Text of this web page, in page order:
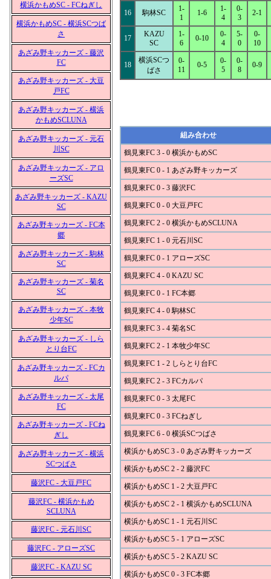
横浜かもめSC - FCねぎし
横浜かもめSC - 横浜SCつば
さ
あざみ野キッカーズ - 藤沢
FC
あざみ野キッカーズ - 大豆
戸FC
あざみ野キッカーズ - 横浜
かもめSCLUNA
あざみ野キッカーズ - 元石
川SC
あざみ野キッカーズ - アロ
ーズSC
あざみ野キッカーズ - KAZU
SC
あざみ野キッカーズ - FC本
郷
あざみ野キッカーズ - 駒林
SC
あざみ野キッカーズ - 菊名
SC
あざみ野キッカーズ - 本牧
少年SC
あざみ野キッカーズ - しら
とり台FC
あざみ野キッカーズ - FCカ
ルパ
あざみ野キッカーズ - 太尾
FC
あざみ野キッカーズ - FCね
ぎし
あざみ野キッカーズ - 横浜
SCつばさ
藤沢FC - 大豆戸FC
藤沢FC - 横浜かもめ
SCLUNA
藤沢FC - 元石川SC
藤沢FC - アローズSC
藤沢FC - KAZU SC
16 駒林SC
1-
1
1-6
1-
4
0-
3
2-1
17
KAZU
SC
1-
6
0-10
0-
4
5-
0
0-
10
18
横浜SCつ
ばさ
0-
11
0-5
0-
5
0-
8
0-9
組み合わせ
鶴見東FC 3 - 0 横浜かもめSC
鶴見東FC 0 - 1 あざみ野キッカーズ
鶴見東FC 0 - 3 藤沢FC
鶴見東FC 0 - 0 大豆戸FC
鶴見東FC 2 - 0 横浜かもめSCLUNA
鶴見東FC 1 - 0 元石川SC
鶴見東FC 0 - 1 アローズSC
鶴見東FC 4 - 0 KAZU SC
鶴見東FC 0 - 1 FC本郷
鶴見東FC 4 - 0 駒林SC
鶴見東FC 3 - 4 菊名SC
鶴見東FC 2 - 1 本牧少年SC
鶴見東FC 1 - 2 しらとり台FC
鶴見東FC 2 - 3 FCカルパ
鶴見東FC 0 - 3 太尾FC
鶴見東FC 0 - 3 FCねぎし
鶴見東FC 6 - 0 横浜SCつばさ
横浜かもめSC 3 - 0 あざみ野キッカーズ
横浜かもめSC 2 - 2 藤沢FC
横浜かもめSC 1 - 2 大豆戸FC
横浜かもめSC 2 - 1 横浜かもめSCLUNA
横浜かもめSC 1 - 1 元石川SC
横浜かもめSC 5 - 1 アローズSC
横浜かもめSC 5 - 2 KAZU SC
横浜かもめSC 0 - 3 FC本郷